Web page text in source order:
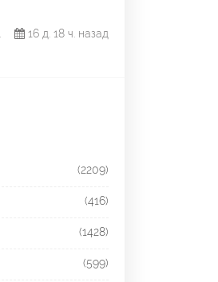
16 д. 18 ч. назад
(2209)
(416)
(1428)
(599)